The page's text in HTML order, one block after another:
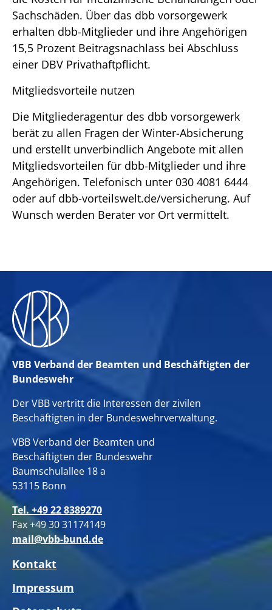
Sachschäden. Über das dbb vorsorgewerk
erhalten dbb-Mitglieder und ihre Angehörigen
15,5 Prozent Beitragsnachlass bei Abschluss
einer DBV Privathaftpflicht.
Mitgliedsvorteile nutzen
Die Mitgliederagentur des dbb vorsorgewerk
berät zu allen Fragen der Winter-Absicherung
und erstellt unverbindlich Angebote mit allen
Mitgliedsvorteilen für dbb-Mitglieder und ihre
Angehörigen. Telefonisch unter 030 4081 6444
oder auf dbb-vorteilswelt.de/versicherung. Auf
Wunsch werden Berater vor Ort vermittelt.
VBB Verband der Beamten und Beschäftigten der
Bundeswehr
Der VBB vertritt die Interessen der zivilen
Beschäftigten in der Bundeswehrverwaltung.
VBB Verband der Beamten und
Beschäftigten der Bundeswehr
Baumschulallee 18 a
53115 Bonn
Tel. +49 22 8389270
Fax +49 30 31174149
mail@vbb-bund.de
Kontakt
Impressum